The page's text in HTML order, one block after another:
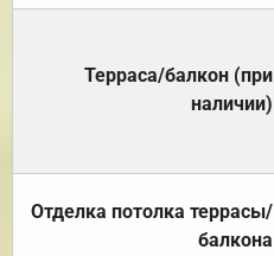
Терраса/балкон (при
наличии)
Отделка потолка террасы/
балкона